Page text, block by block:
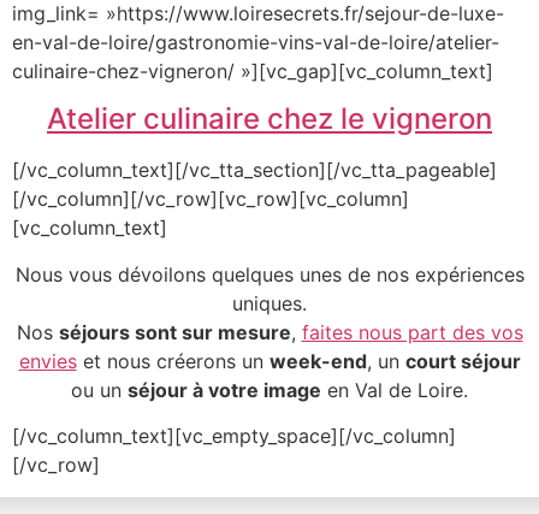
img_link= »https://www.loiresecrets.fr/sejour-de-luxe-
en-val-de-loire/gastronomie-vins-val-de-loire/atelier-
culinaire-chez-vigneron/ »][vc_gap][vc_column_text]
Atelier culinaire chez le vigneron
[/vc_column_text][/vc_tta_section][/vc_tta_pageable]
[/vc_column][/vc_row][vc_row][vc_column]
[vc_column_text]
Nous vous dévoilons quelques unes de nos expériences
uniques.
Nos séjours sont sur mesure, faites nous part des vos
envieset nous créerons un week-end, un court séjour
ou un séjour à votre image en Val de Loire.
[/vc_column_text][vc_empty_space][/vc_column]
[/vc_row]